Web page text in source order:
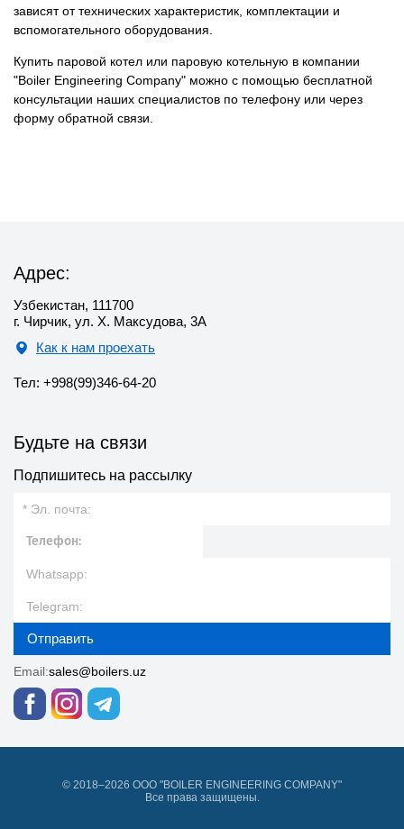
зависят от технических характеристик, комплектации и
вспомогательного оборудования.
Купить паровой котел или паровую котельную в компании
"Boiler Engineering Company" можно с помощью бесплатной
консультации наших специалистов по телефону или через
форму обратной связи.
Адрес:
Узбекистан, 111700
г. Чирчик, ул. Х. Максудова, 3А
Как к нам проехать
Тел: +998(99)346-64-20
Будьте на связи
Подпишитесь на рассылку
Отправить
Email:sales@boilers.uz
© 2018–2026 ООО "BOILER ENGINEERING COMPANY"
Все права защищены.